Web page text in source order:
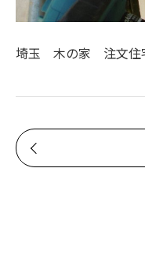
埼玉 木の家 注文